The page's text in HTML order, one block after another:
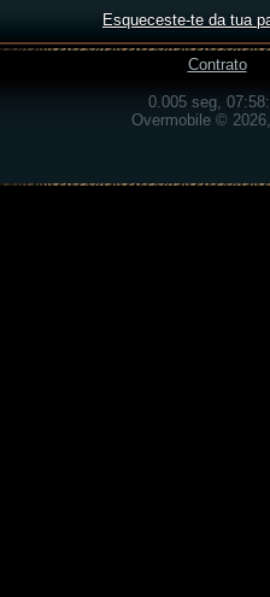
Esqueceste-te da tua
Contrato
0.005 seg,
Overmobile ©